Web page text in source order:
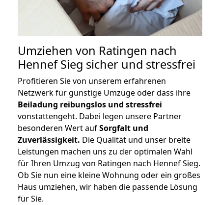
Umziehen von Ratingen nach
Hennef Sieg sicher und stressfrei
Profitieren Sie von unserem erfahrenen
Netzwerk für günstige Umzüge oder dass ihre
Beiladung reibungslos und stressfrei
vonstattengeht. Dabei legen unsere Partner
besonderen Wert aufSorgfalt und
Zuverlässigkeit. Die Qualität und unser breite
Leistungen machen uns zu der optimalen Wahl
für Ihren Umzug von Ratingen nach Hennef Sieg.
Ob Sie nun eine kleine Wohnung oder ein großes
Haus umziehen, wir haben die passende Lösung
für Sie.